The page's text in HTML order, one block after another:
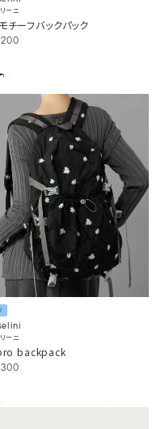
ーニ
チーフバックパック
ーニ
backpack